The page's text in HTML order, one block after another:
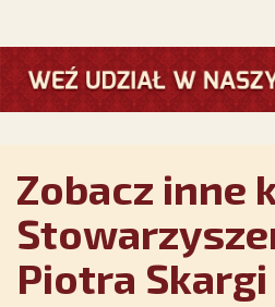
Zobacz inne
Piotra Skargi